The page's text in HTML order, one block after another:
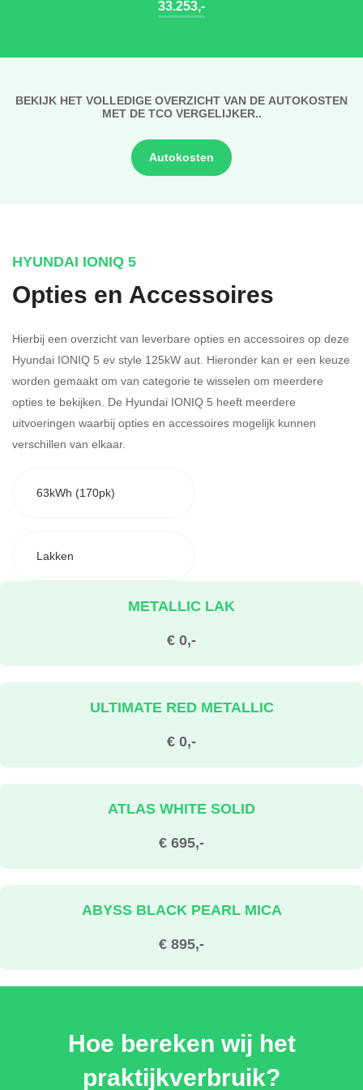
33.253,-
BEKIJK HET VOLLEDIGE OVERZICHT VAN DE AUTOKOSTEN
MET DE TCO VERGELIJKER..
Autokosten
HYUNDAI IONIQ 5
Opties en Accessoires
Hierbij een overzicht van leverbare opties en accessoires op deze
Hyundai IONIQ 5 ev style 125kW aut. Hieronder kan er een keuze
worden gemaakt om van categorie te wisselen om meerdere
opties te bekijken. De Hyundai IONIQ 5 heeft meerdere
uitvoeringen waarbij opties en accessoires mogelijk kunnen
verschillen van elkaar.
63kWh (170pk)
Lakken
€ 0,-
METALLIC LAK
€ 0,-
ULTIMATE RED METALLIC
€ 695,-
ATLAS WHITE SOLID
€ 895,-
ABYSS BLACK PEARL MICA
€ 895,-
Hoe bereken wij het
praktijkverbruik?